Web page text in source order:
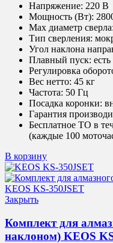
Напряжение: 220 В
Мощность (Вт):
Max диаметр сверла:
Тип сверления:
Угол наклона
Плавный пуск: есть
Регулировка
Вес нетто: 45 кг
Частота: 50 Гц
Посадка коронки:
Гарантия
Бесплатное ТО в
(каждые 100
В корзину
Закрыть
Комплект для
наклоном) KEOS